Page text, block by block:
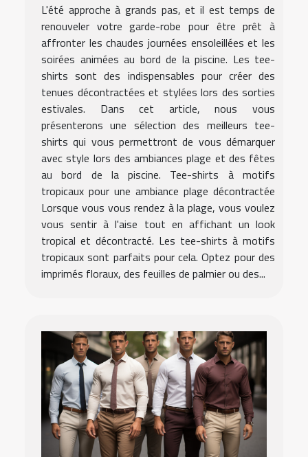
L'été approche à grands pas, et il est temps de
renouveler votre garde-robe pour être prêt à
affronter les chaudes journées ensoleillées et les
soirées animées au bord de la piscine. Les tee-
shirts sont des indispensables pour créer des
tenues décontractées et stylées lors des sorties
estivales. Dans cet article, nous vous
présenterons une sélection des meilleurs tee-
shirts qui vous permettront de vous démarquer
avec style lors des ambiances plage et des fêtes
au bord de la piscine. Tee-shirts à motifs
tropicaux pour une ambiance plage décontractée
Lorsque vous vous rendez à la plage, vous voulez
vous sentir à l'aise tout en affichant un look
tropical et décontracté. Les tee-shirts à motifs
tropicaux sont parfaits pour cela. Optez pour des
imprimés floraux, des feuilles de palmier ou des...